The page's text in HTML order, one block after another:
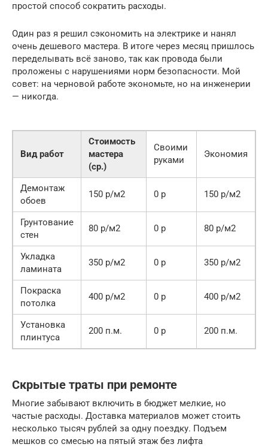
простой способ сократить расходы.
Один раз я решил сэкономить на электрике и нанял
очень дешевого мастера. В итоге через месяц пришлось
переделывать всё заново, так как провода были
проложены с нарушениями норм безопасности. Мой
совет: на черновой работе экономьте, но на инженерии
— никогда.
Вид работ
Стоимость
мастера
(ср.)
Своими
руками
Экономия
Демонтаж
обоев
150 р/м2 0 р 150 р/м2
Грунтование
стен
80 р/м2 0 р 80 р/м2
Укладка
ламината
350 р/м2 0 р 350 р/м2
Покраска
потолка
400 р/м2 0 р 400 р/м2
Установка
плинтуса
200 п.м. 0 р 200 п.м.
Скрытые траты при ремонте
Многие забывают включить в бюджет мелкие, но
частые расходы. Доставка материалов может стоить
несколько тысяч рублей за одну поездку. Подъем
мешков со смесью на пятый этаж без лифта